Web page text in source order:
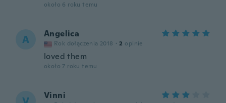
około 6 roku temu
A Angelica
Rok dołączenia 2018 · 2 opinie
loved them
około 7 roku temu
Vinni